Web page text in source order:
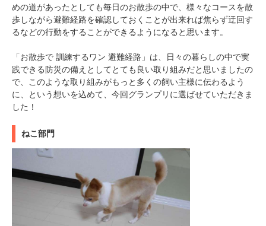
めの道があったとしても毎日のお散歩の中で、様々なコースを散
歩しながら避難経路を確認しておくことが出来れば焦らず迂回す
るなどの行動をすることができるようになると思います。
「お散歩で 訓練するワン 避難経路」は、日々の暮らしの中で実
践できる防災の備えとしてとても良い取り組みだと思いましたの
で、このような取り組みがもっと多くの飼い主様に伝わるよう
に、という想いを込めて、今回グランプリに選ばせていただきま
した！
ねこ部門